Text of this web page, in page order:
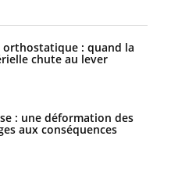
: quand la
chute au lever
: une déformation des
aux conséquences